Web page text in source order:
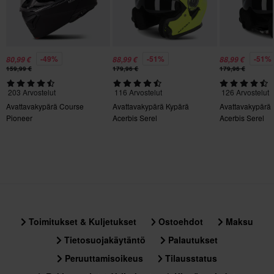
1750
Väri
Kiertovoimasuoja
Ei mitään
Materiaali
Mukana
Materiaali
Ulkomateriaali
80,99 € -49%
159,99 €
203 Arvostelut
Avattavakypärä Course
Pioneer
88,99 € -51%
179,96 €
116 Arvostelut
Avattavakypärä Kypärä
Acerbis Serel
88,99 € -51%
179,96 €
126 Arvostelut
Avattavakypärä
Acerbis Serel
Toimitukset & Kuljetukset Ostoehdot
Maksu
Tietosuojakäytäntö
Palautukset
Peruuttamisoikeus
Tilausstatus